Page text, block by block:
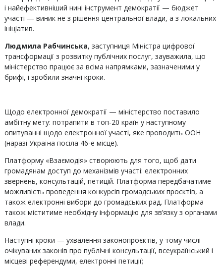
і найефективніший нині інструмент демократії — бюджет
участі — виник не з рішення центральної влади, а з локальних
ініціатив.
Людмила Рабчинська, заступниця Міністра цифрової
трансформації з розвитку публічних послуг, зауважила, що
міністерство працює за всіма напрямками, зазначеними у
брифі, і зробили значні кроки.
Щодо електронної демократії — міністерство поставило
амбітну мету: потрапити в топ-20 країн у наступному
опитуванні щодо електронної участі, яке проводить ООН
(наразі Україна посіла 46-е місце).
Платформу «Взаємодія» створюють для того, щоб дати
громадянам доступ до механізмів участі: електронних
звернень, консультацій, петицій. Платформа передбачатиме
можливість проведення конкурсів громадських проєктів, а
також електронні вибори до громадських рад. Платформа
також міститиме необхідну інформацію для зв’язку з органами
влади.
Наступні кроки — ухвалення законопроєктів, у тому числі
очікуваних законів про публічні консультації, всеукраїнський і
місцеві референдуми, електронні петиції;